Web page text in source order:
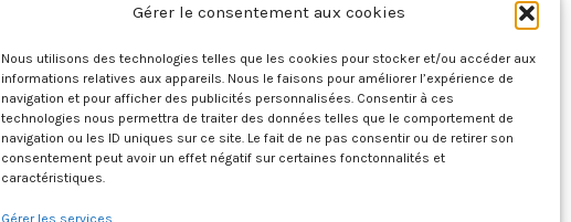
Gérer le consentement aux cookies
Nous utilisons des technologies telles que les cookies pour stocker et/ou accéder aux
informations relatives aux appareils. Nous le faisons pour améliorer l’expérience de
navigation et pour afficher des publicités personnalisées. Consentir à ces
technologies nous permettra de traiter des données telles que le comportement de
navigation ou les ID uniques sur ce site. Le fait de ne pas consentir ou de retirer son
consentement peut avoir un effet négatif sur certaines fonctonnalités et
caractéristiques.
Gérer les services
20 juillet 2026